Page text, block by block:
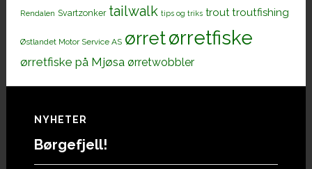
Rendalen Svartzonker tailwalk tips og triks trout troutfishing
Østlandet Motor Service AS ørretørretfiske
ørretfiske på Mjøsa ørretwobbler
Footer
NYHETER
Børgefjell!